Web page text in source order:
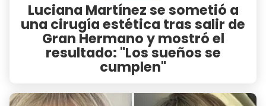
Luciana Martínez se sometió a
una cirugía estética tras salir de
Gran Hermano y mostró el
resultado: "Los sueños se
cumplen"